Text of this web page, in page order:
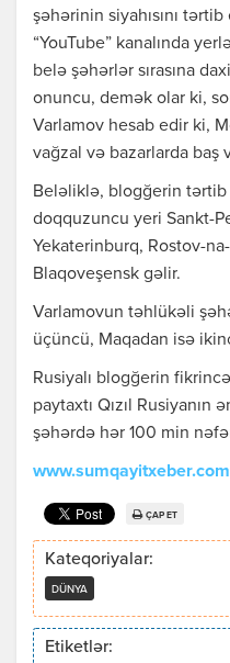
şəhərinin siyahısını
“YouTube” kanalında
belə şəhərlər sırasına
onuncu, demək olar ki,
Varlamov hesab edir ki,
vağzal və bazarlarda baş
Beləliklə, blogğerin
doqquzuncu yeri Sankt-
Yekaterinburq, Rostov-
Blaqoveşensk gəlir.
Varlamovun təhlükəli
üçüncü, Maqadan isə
Rusiyalı blogğerin
paytaxtı Qızıl
şəhərdə hər 100 min
www.sumqayitxeber.com
ÇAP ET
Kateqoriyalar:
DÜNYA
Etiketlər: